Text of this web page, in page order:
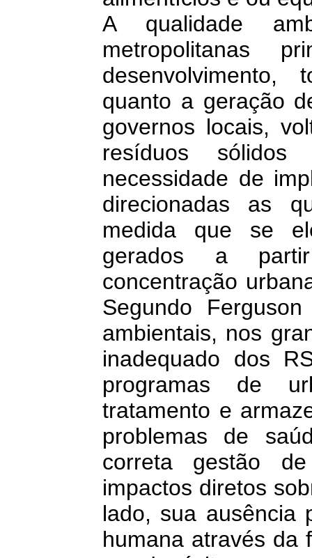
A qualidade
metropolitanas
desenvolvimento,
quanto a geração
governos locais,
resíduos
necessidade de
direcionadas as
medida que se
gerados a
concentração
Segundo
ambientais, nos
inadequado dos
programas de
tratamento e
problemas de
correta gestão
impactos diretos
lado, sua ausência
humana através da